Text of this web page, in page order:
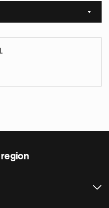
Sort
region